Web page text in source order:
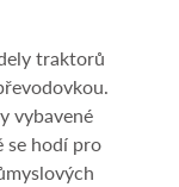
traktorů
vybavené
se hodí pro